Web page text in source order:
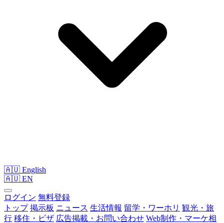
🇦🇺 English
🇦🇺 EN
ログイン 無料登録
トップ 掲示板 ニュース 生活情報 留学・ワーホリ 観光・旅
行 移住・ビザ 広告掲載・お問い合わせ Web制作・マーケ相